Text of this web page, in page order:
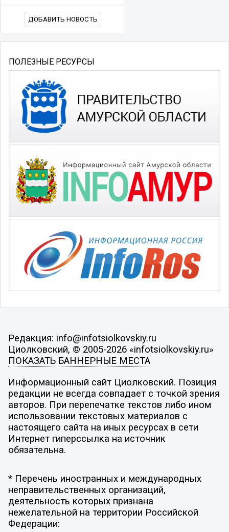
ДОБАВИТЬ НОВОСТЬ
ПОЛЕЗНЫЕ РЕСУРСЫ
Редакция: info@infotsiolkovskiy.ru
Циолковский, © 2005-2026 «infotsiolkovskiy.ru»
ПОКАЗАТЬ БАННЕРНЫЕ МЕСТА
Информационный сайт Циолковский. Позиция
редакции не всегда совпадает с точкой зрения
авторов. При перепечатке текстов либо ином
использовании текстовых материалов с
настоящего сайта на иных ресурсах в сети
Интернет гиперссылка на источник
обязательна.
* Перечень иностранных и международных
неправительственных организаций,
деятельность которых признана
нежелательной на территории Российской
Федерации: